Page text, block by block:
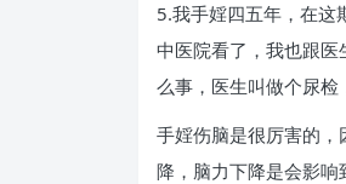
5.我手婬四五年，在这
中医院看了，我也跟
么事，医生叫做个尿
手婬伤脑是很厉害的
降，脑力下降是会影